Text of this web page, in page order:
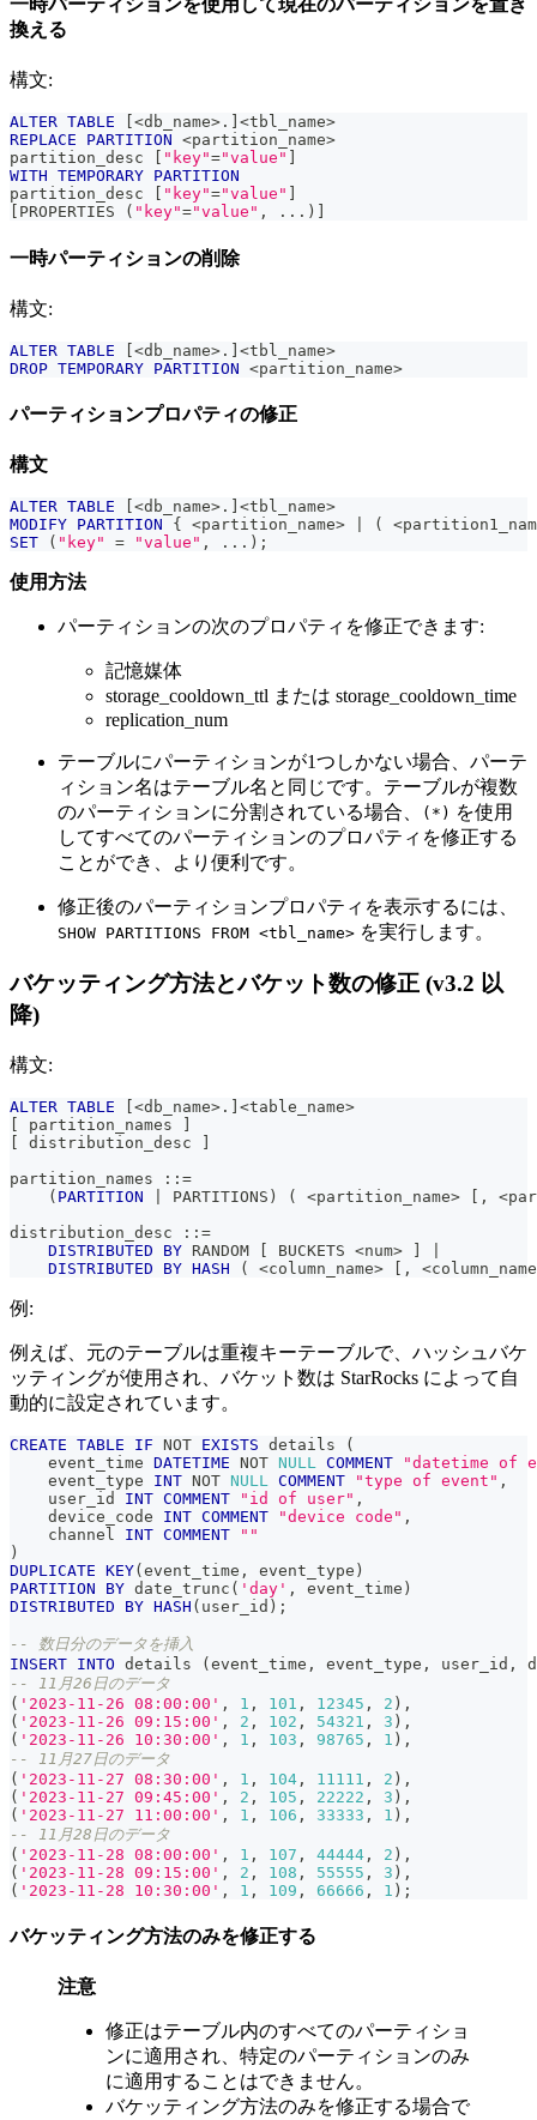
一時パーティションを使用して現在のパーティションを置き
換える
構文:
ALTER TABLE <db_name> . <tbl_name>
REPLACE
PARTITION <partition_name>
partition_desc
"key"="value"
WITH TEMPORARY PARTITION
partition_desc
"key"="value"
PROPERTIES ( "key"="value" , . . . )
一時パーティションの削除
構文:
ALTER TABLE <db_name> . <tbl_name>
DROP TEMPORARY PARTITION <partition_name>
パーティションプロパティの修正
構文
ALTER TABLE <db_name> . <tbl_name>
MODIFY PARTITION { <partition_name> ( <
SET
( "key" = "value" , . . . ) ;
使用方法
パーティションの次のプロパティを修正できます:
記憶媒体
storage_cooldown_ttl または storage_cooldown_time
replication_num
テーブルにパーティションが1つしかない場合、パーテ
ィション名はテーブル名と同じです。テーブルが複数
のパーティションに分割されている場合、
(*) を使用
してすべてのパーティションのプロパティを修正する
ことができ、より便利です。
修正後のパーティションプロパティを表示するには、
SHOW PARTITIONS FROM <tbl_name> を実行します。
バケッティング方法とバケット数の修正 (v3.2 以
降)
構文:
ALTER TABLE <db_name> . <table_name>
partition_names
distribution_desc
partition_names :: =
( PARTITION PARTITIONS ) ( <partition_name> , <
distribution_desc :: =
DISTRIBUTED
BY RANDOM BUCKETS <num>
DISTRIBUTED
BY HASH ( <column_name> , <column_name
例:
例えば、元のテーブルは重複キーテーブルで、ハッシュバケ
ッティングが使用され、バケット数は StarRocks によって自
動的に設定されています。
CREATE TABLE IF NOT EXISTS details
(
    event_time
DATETIME NOT NULL COMMENT
"datetime of
    event_type
INT NOT NULL COMMENT "type of event" ,
    user_id
INT COMMENT "id of user" ,
    device_code
INT COMMENT "device code" ,
    channel
INT COMMENT
""
)
DUPLICATE KEY( event_time , event_type )
PARTITION
BY date_trunc ( 'day' , event_time )
DISTRIBUTED
BY HASH ( user_id ) ;
-- 数日分のデータを挿入
INSERT INTO details ( event_time , event_type , user_id ,
-- 11月26日のデータ
( '2023-11-26 08:00:00' , 1 , 101 , 12345 , 2 ) ,
( '2023-11-26 09:15:00' , 2 , 102 , 54321 , 3 ) ,
( '2023-11-26 10:30:00' , 1 , 103 , 98765 , 1 ) ,
-- 11月27日のデータ
( '2023-11-27 08:30:00' , 1 , 104 , 11111 , 2 ) ,
( '2023-11-27 09:45:00' , 2 , 105 , 22222 , 3 ) ,
( '2023-11-27 11:00:00' , 1 , 106 , 33333 , 1 ) ,
-- 11月28日のデータ
( '2023-11-28 08:00:00' , 1 , 107 , 44444 , 2 ) ,
( '2023-11-28 09:15:00' , 2 , 108 , 55555 , 3 ) ,
( '2023-11-28 10:30:00' , 1 , 109 , 66666 , 1 ) ;
バケッティング方法のみを修正する
注意
修正はテーブル内のすべてのパーティショ
ンに適用され、特定のパーティションのみ
に適用することはできません。
バケッティング方法のみを修正する場合で